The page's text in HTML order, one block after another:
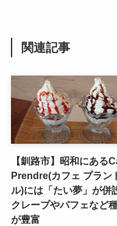
関連記事
【釧路市】昭和にある
Prendre(カフェ プラン
ル)には「たい夢」が併
クレープやパフェなど
が豊富